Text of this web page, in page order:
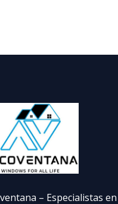
– Especialistas en